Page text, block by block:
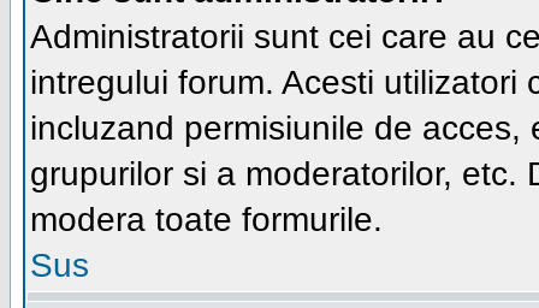
Administratorii sunt cei care au
intregului forum. Acesti utilizatori
incluzand permisiunile de acces,
grupurilor si a moderatorilor,
modera toate formurile.
Sus